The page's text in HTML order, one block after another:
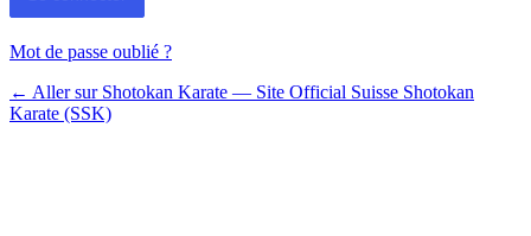
Mot de passe oublié ?
← Aller sur Shotokan Karate — Site Official Suisse Shotokan
Karate (SSK)